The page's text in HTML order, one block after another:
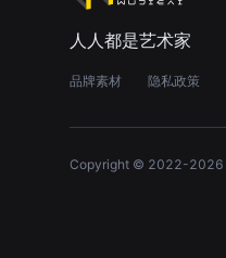
人人都是艺术家
品牌素材 隐私政策
Copyright © 2022-2026